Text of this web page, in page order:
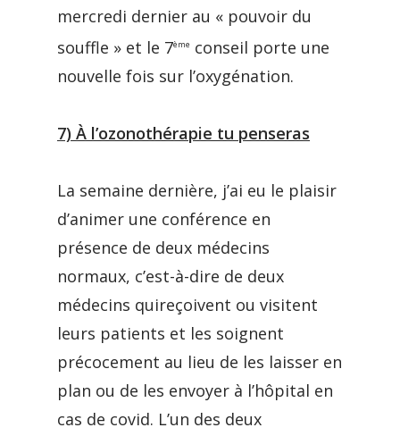
mercredi dernier au « pouvoir du
souffle » et le 7ème conseil porte une
nouvelle fois sur l’oxygénation.
7) À l’ozonothérapie tu penseras
La semaine dernière, j’ai eu le plaisir
d’animer une conférence en
présence de deux médecins
normaux, c’est-à-dire de deux
médecins quireçoivent ou visitent
leurs patients et les soignent
précocement au lieu de les laisser en
plan ou de les envoyer à l’hôpital en
cas de covid. L’un des deux